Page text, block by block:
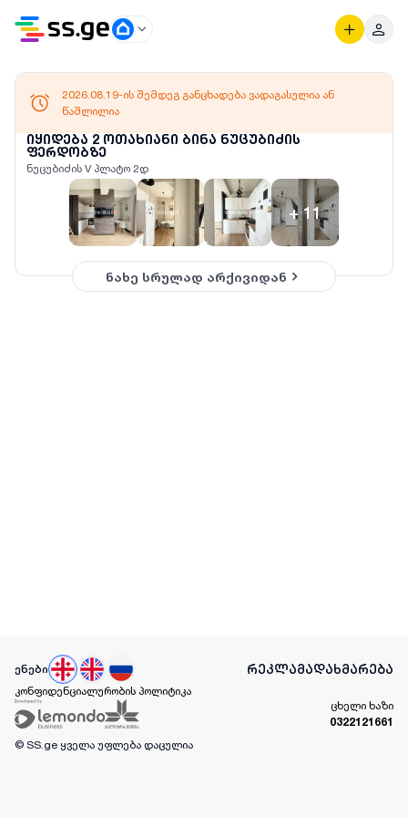
იყიდება 2 ოთახიანი ბინა ნუცუბიძის
ფერდობზე
ნუცუბიძის V პლატო 2დ
+11
2026.08.19-ის შემდეგ განცხადება ვადაგასულია ან
წაშლილია
ნახე სრულად არქივიდან
ენები რეკლამადახმარება
კონფიდენციალურობის პოლიტიკა
ცხელი ხაზი
0322121661
© SS.ge ყველა უფლება დაცულია